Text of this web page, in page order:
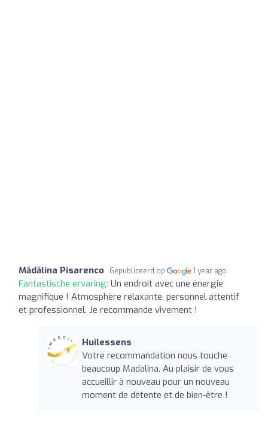
Mădălina Pisarenco Gepubliceerd op 1 year ago
Fantastische ervaring: Un endroit avec une énergie
magnifique ! Atmosphère relaxante, personnel attentif
et professionnel. Je recommande vivement !
Huilessens
Votre recommandation nous touche
beaucoup Madalina. Au plaisir de vous
accueillir à nouveau pour un nouveau
moment de détente et de bien-être !